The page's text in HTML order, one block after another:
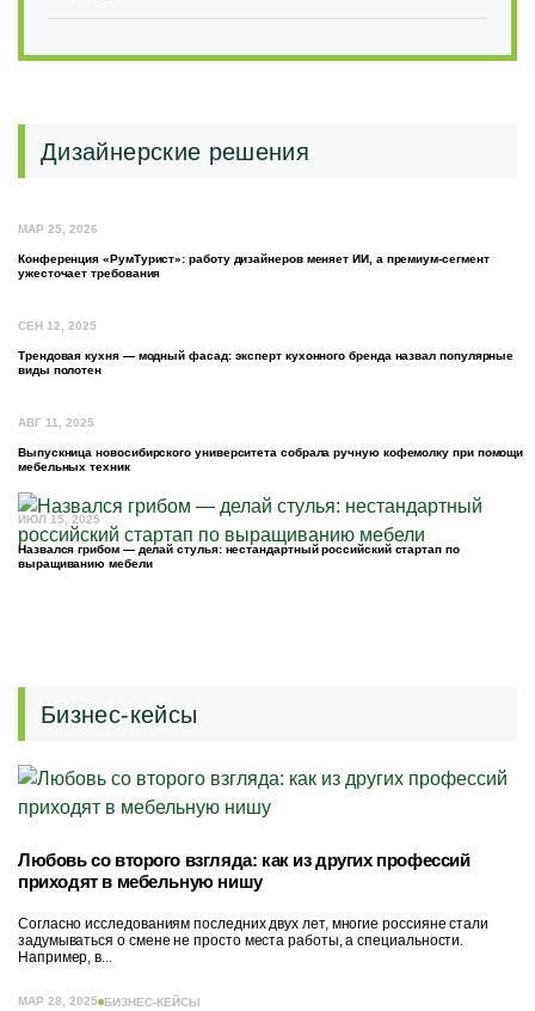
Дизайнерские решения
МАР 25, 2026
Конференция «РумТурист»: работу дизайнеров меняет ИИ, а премиум-сегмент
ужесточает требования
СЕН 12, 2025
Трендовая кухня — модный фасад: эксперт кухонного бренда назвал популярные
виды полотен
АВГ 11, 2025
Выпускница новосибирского университета собрала ручную кофемолку при помощи
мебельных техник
ИЮЛ 15, 2025
Назвался грибом — делай стулья: нестандартный российский стартап по
выращиванию мебели
Бизнес-кейсы
Любовь со второго взгляда: как из других профессий
приходят в мебельную нишу
Согласно исследованиям последних двух лет, многие россияне стали
задумываться о смене не просто места работы, а специальности.
Например, в...
МАР 28, 2025 БИЗНЕС-КЕЙСЫ